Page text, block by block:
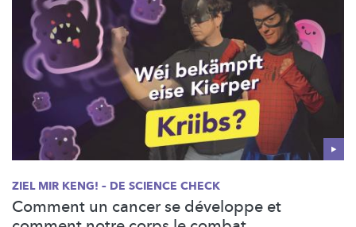
ZIEL MIR KENG! – DE SCIENCE CHECK
Comment un cancer se développe et